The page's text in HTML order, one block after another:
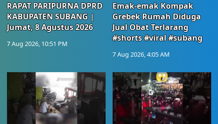
RAPAT PARIPURNA DPRD
KABUPATEN SUBANG |
Jumat, 8 Agustus 2026
7 Aug 2026, 10:51 PM
Emak-emak Kompak
Grebek Rumah Diduga
Jual Obat Terlarang
#shorts #viral #subang
7 Aug 2026, 4:05 AM